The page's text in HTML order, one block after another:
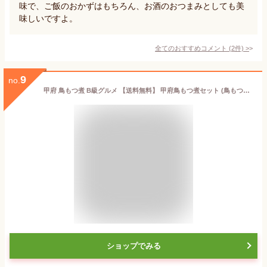
味で、ご飯のおかずはもちろん、お酒のおつまみとしても美
味しいですよ。
全てのおすすめコメント (2件) >
no. 9
甲府 鳥もつ煮 B級グルメ 【送料無料】 甲府鳥もつ煮セット (鳥もつ煮×3袋・鳥もつ煮のタレ) 日本ギフト大賞受賞 ミート高橋
ショップでみる